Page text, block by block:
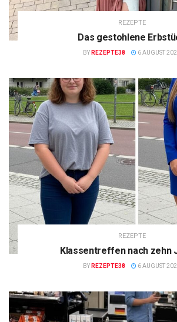
REZEPTE
Das gestohlene
BY REZEPTE38 6 AUGUST
REZEPTE
Klassentreffen nach zehn
BY REZEPTE38 6 AUGUST